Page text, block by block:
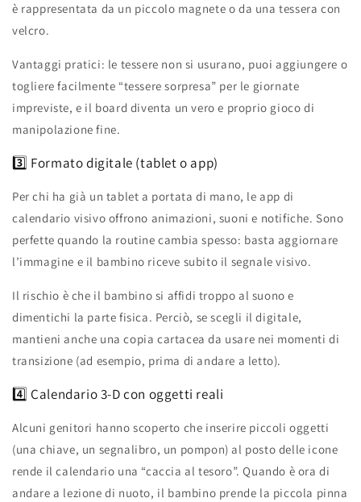
è rappresentata da un piccolo magnete o da una tessera con
velcro.
Vantaggi pratici: le tessere non si usurano, puoi aggiungere o
togliere facilmente “tessere sorpresa” per le giornate
impreviste, e il board diventa un vero e proprio gioco di
manipolazione fine.
3️⃣ Formato digitale (tablet o app)
Per chi ha già un tablet a portata di mano, le app di
calendario visivo offrono animazioni, suoni e notifiche. Sono
perfette quando la routine cambia spesso: basta aggiornare
l’immagine e il bambino riceve subito il segnale visivo.
Il rischio è che il bambino si affidi troppo al suono e
dimentichi la parte fisica. Perciò, se scegli il digitale,
mantieni anche una copia cartacea da usare nei momenti di
transizione (ad esempio, prima di andare a letto).
4️⃣ Calendario 3‑D con oggetti reali
Alcuni genitori hanno scoperto che inserire piccoli oggetti
(una chiave, un segnalibro, un pompon) al posto delle icone
rende il calendario una “caccia al tesoro”. Quando è ora di
andare a lezione di nuoto, il bambino prende la piccola pinna